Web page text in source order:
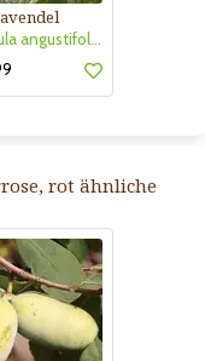
Lavandula angustifolia 'Arctic Snow'
rot ähnliche